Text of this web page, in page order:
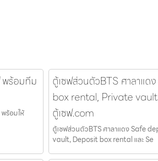
พร้อมทีม
ร้อมให้
ตู้เซฟส่วนตัวBTS ศาลาแ
box rental, Private
ตู้เซฟ.com
ตู้เซฟส่วนตัวBTS ศาลาแดง Safe
vault, Deposit box rental และ Se